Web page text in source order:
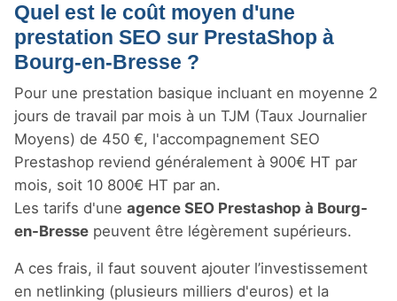
Quel est le coût moyen d'une
prestation SEO sur PrestaShop à
Bourg-en-Bresse ?
Pour une prestation basique incluant en moyenne 2
jours de travail par mois à un TJM (Taux Journalier
Moyens) de 450 €, l'accompagnement SEO
Prestashop reviend généralement à 900€ HT par
mois, soit 10 800€ HT par an.
Les tarifs d'une agence SEO Prestashop à Bourg-
en-Bresse peuvent être légèrement supérieurs.
A ces frais, il faut souvent ajouter l’investissement
en netlinking (plusieurs milliers d'euros) et la